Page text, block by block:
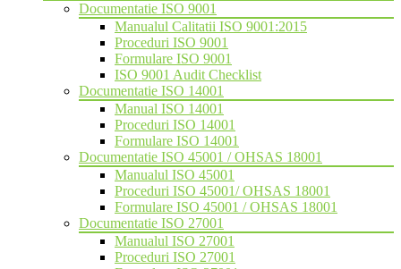
Documentatie ISO 9001
Manualul Calitatii ISO 9001:2015
Proceduri ISO 9001
Formulare ISO 9001
ISO 9001 Audit Checklist
Documentatie ISO 14001
Manual ISO 14001
Proceduri ISO 14001
Formulare ISO 14001
Documentatie ISO 45001 / OHSAS 18001
Manualul ISO 45001
Proceduri ISO 45001/ OHSAS 18001
Formulare ISO 45001 / OHSAS 18001
Documentatie ISO 27001
Manualul ISO 27001
Proceduri ISO 27001